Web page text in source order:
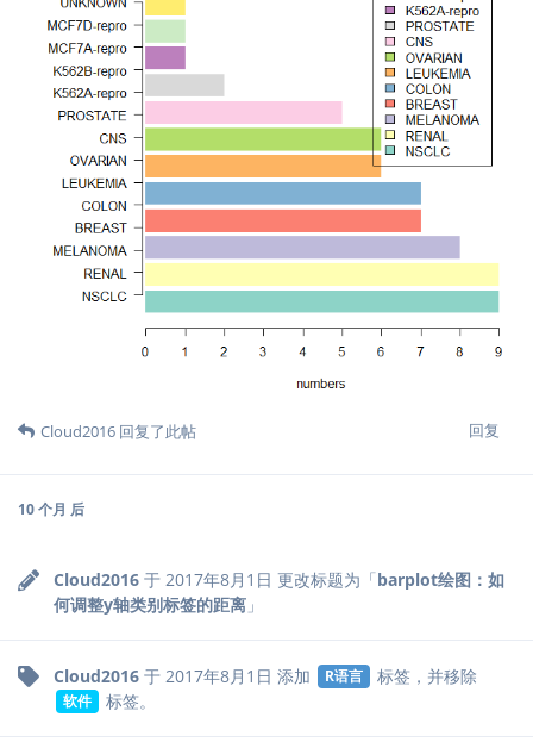
回复
Cloud2016 回复了此帖
10 个月 后
Cloud2016 于 2017年8月1日 更改标题为「barplot绘图：如
何调整y轴类别标签的距离 」
Cloud2016 于 2017年8月1日 添加 R语言 标签，并移除
软件 标签。